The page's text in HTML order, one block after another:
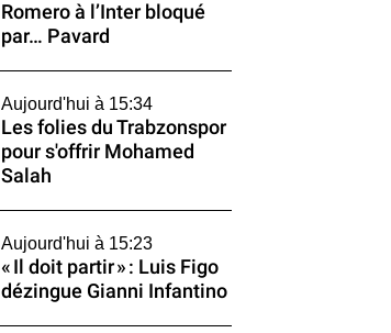
Romero à l’Inter bloqué
par… Pavard
Aujourd'hui à 15:34
Les folies du Trabzonspor
pour s'offrir Mohamed
Salah
Aujourd'hui à 15:23
« Il doit partir » : Luis Figo
dézingue Gianni Infantino